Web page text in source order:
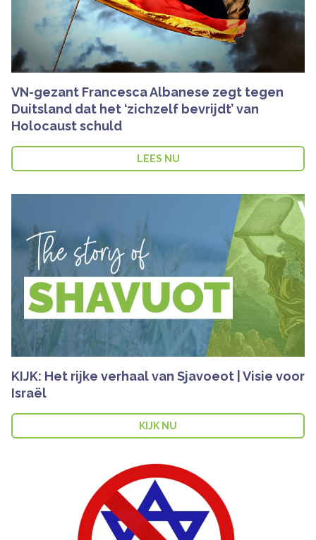
VN-gezant Francesca Albanese zegt tegen
Duitsland dat het ‘zichzelf bevrijdt’ van
Holocaust schuld
LEES NU
KIJK: Het rijke verhaal van Sjavoeot | Visie voor
Israël
KIJK NU